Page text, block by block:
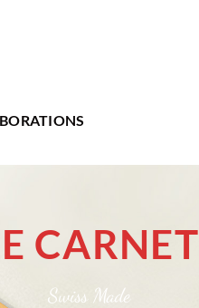
CARNET
Swiss Made